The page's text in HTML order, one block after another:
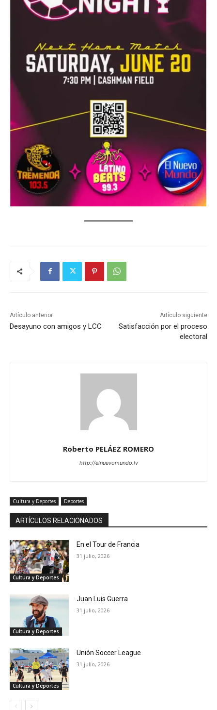
Artículo anterior
Desayuno con amigos y LCC
Artículo siguiente
Satisfacción por el proceso
electoral
Roberto PELÁEZ ROMERO
http://elnuevomundo.lv
Cultura y Deportes Deportes
ARTÍCULOS RELACIONADOS
Cultura y Deportes
En el Tour de Francia
31 julio, 2026
Cultura y Deportes
Juan Luis Guerra
31 julio, 2026
Cultura y Deportes
Unión Soccer League
31 julio, 2026